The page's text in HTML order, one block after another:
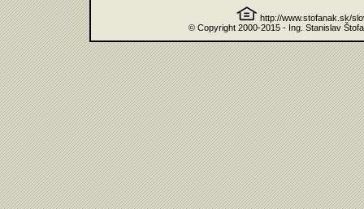
http://www.stofanak.sk/
© Copyright 2000-2015 - Ing. Stanislav